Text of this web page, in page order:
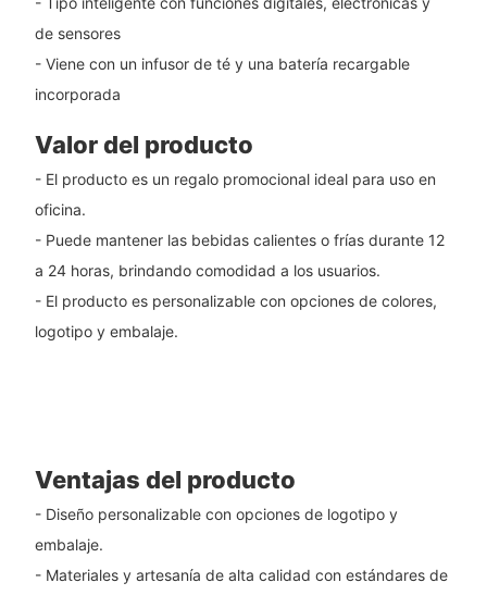
de sensores
- Viene con un infusor de té y una batería recargable
incorporada
Valor del producto
- El producto es un regalo promocional ideal para uso en
oficina.
- Puede mantener las bebidas calientes o frías durante 12
a 24 horas, brindando comodidad a los usuarios.
- El producto es personalizable con opciones de colores,
logotipo y embalaje.
Ventajas del producto
- Diseño personalizable con opciones de logotipo y
embalaje.
- Materiales y artesanía de alta calidad con estándares de